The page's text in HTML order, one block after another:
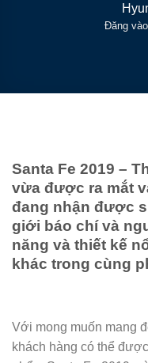
Đăng vào
Santa Fe 2019 –
vừa được ra mắt
đang nhận được
giới báo chí và
năng và thiết kế
khác trong cùng
Với mong muốn mang
khách hàng có thể